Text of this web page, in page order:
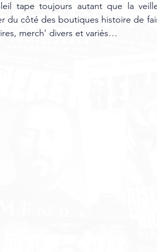
tape toujours autant que la
du côté des boutiques histoire de
merch’ divers et variés…